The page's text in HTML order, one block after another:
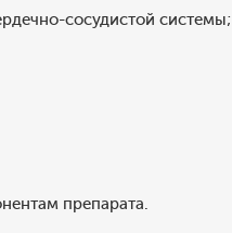
сосудистой системы;
препарата.